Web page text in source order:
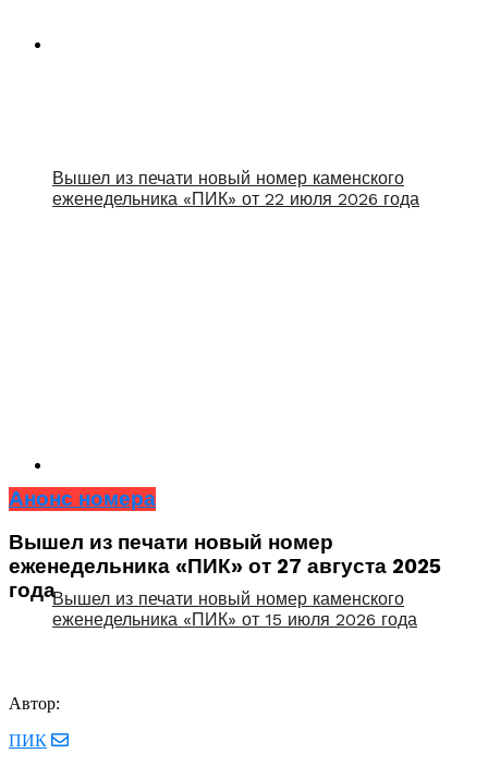
Вышел из печати новый номер каменского
еженедельника «ПИК» от 22 июля 2026 года
Вышел из печати новый номер каменского
еженедельника «ПИК» от 15 июля 2026 года
Анонс номера
Вышел из печати новый номер
еженедельника «ПИК» от 27 августа 2025
года
Автор:
ПИК